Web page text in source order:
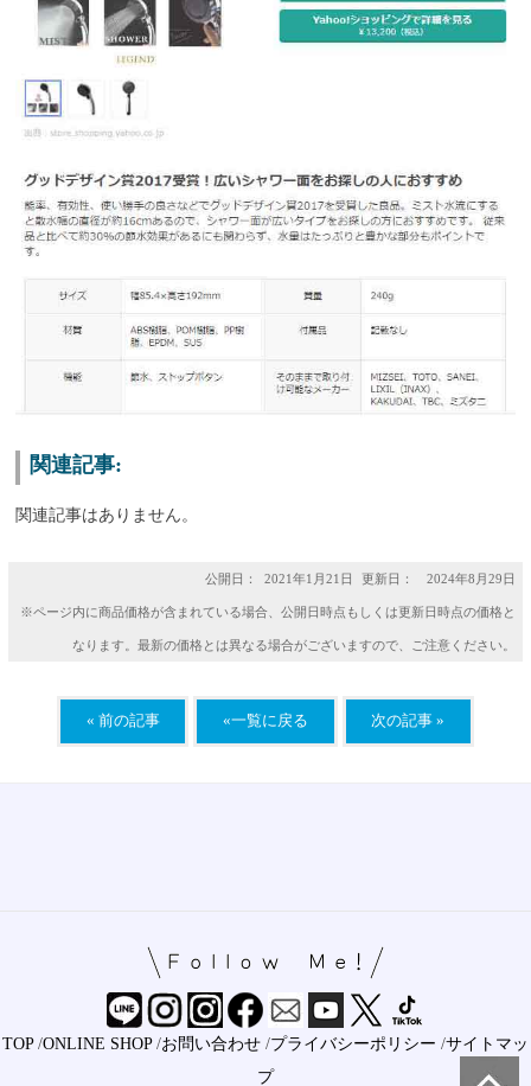
関連記事:
関連記事はありません。
公開日： 2021年1月21日 更新日： 2024年8月29日
※ページ内に商品価格が含まれている場合、公開日時点もしくは更新日時点の価格と
なります。最新の価格とは異なる場合がございますので、ご注意ください。
« 前の記事 «一覧に戻る 次の記事 »
TOP/ONLINE SHOP/お問い合わせ /プライバシーポリシー /サイトマッ
プ